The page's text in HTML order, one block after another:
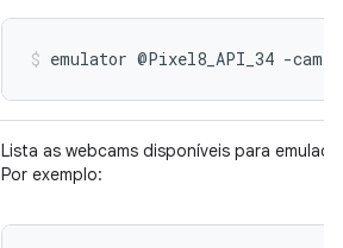
emulator @Pixel8_API_34 -
Lista as webcams disponíveis para
Por exemplo: